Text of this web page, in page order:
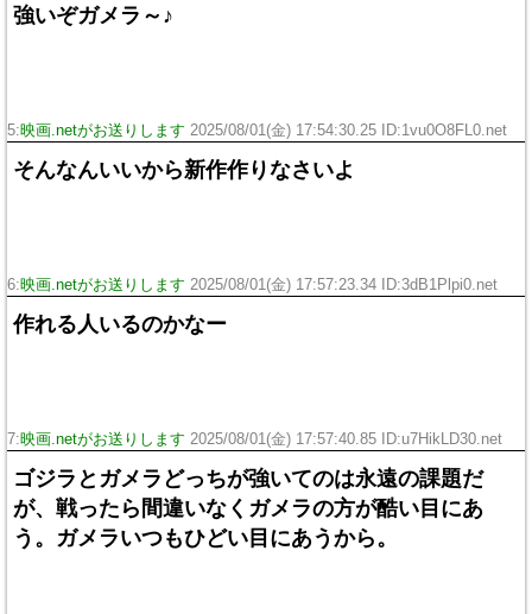
強いぞガメラ～♪
5:映画.netがお送りします 2025/08/01(金) 17:54:30.25 ID:1vu0O8FL0.net
そんなんいいから新作作りなさいよ
6:映画.netがお送りします 2025/08/01(金) 17:57:23.34 ID:3dB1Plpi0.net
作れる人いるのかなー
7:映画.netがお送りします 2025/08/01(金) 17:57:40.85 ID:u7HikLD30.net
ゴジラとガメラどっちが強いてのは永遠の課題だ
が、戦ったら間違いなくガメラの方が酷い目にあ
う。ガメラいつもひどい目にあうから。